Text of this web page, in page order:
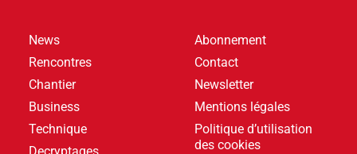
News
Rencontres
Chantier
Business
Technique
Decryptages
Abonnement
Contact
Newsletter
Mentions légales
Politique d’utilisation
des cookies